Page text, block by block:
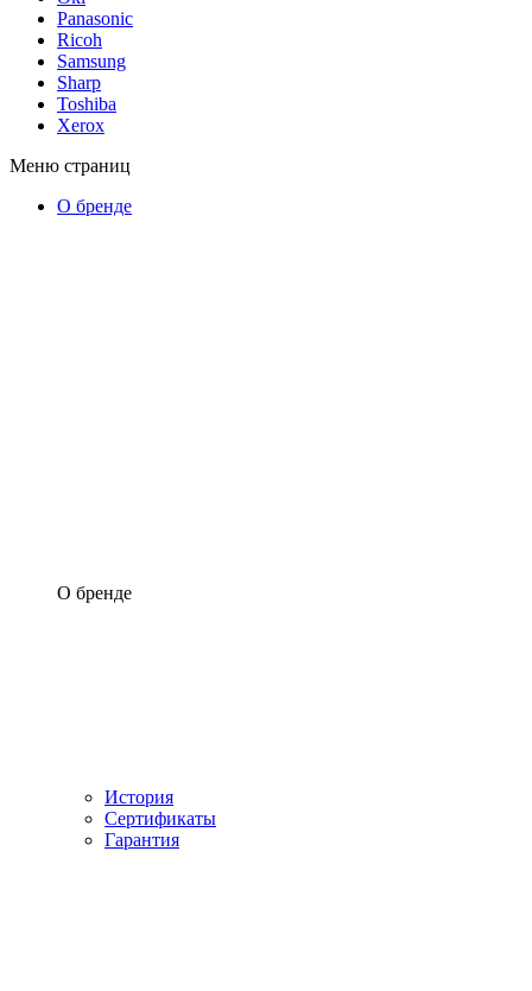
Panasonic
Ricoh
Samsung
Sharp
Toshiba
Xerox
Меню страниц
О бренде
О бренде
История
Сертификаты
Гарантия